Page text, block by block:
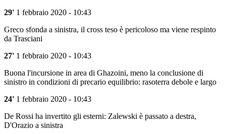
29' 1 febbraio 2020 - 10:43
Greco sfonda a sinistra, il cross teso è pericoloso ma viene respinto
da Trasciani
27' 1 febbraio 2020 - 10:43
Buona l'incursione in area di Ghazoini, meno la conclusione di
sinistro in condizioni di precario equilibrio: rasoterra debole e largo
24' 1 febbraio 2020 - 10:43
De Rossi ha invertito gli esterni: Zalewski è passato a destra,
D'Orazio a sinistra